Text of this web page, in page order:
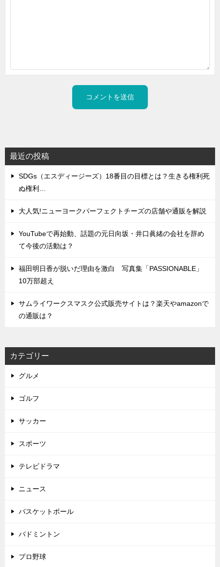
最近の投稿
SDGs（エスディージーズ）18番目の目標とは？生きる権利死
ぬ権利…
大人気!ニューヨークパーフェクトチーズの店舗や通販を解説
YouTubeで再始動、話題の元日向坂・井口眞緒の会社を辞め
て今後の活動は？
福田明日香が脱いだ理由を激白 写真集「PASSIONABLE」
10万部超え
サムライワークスマスク公式販売サイトは？楽天やamazonで
の通販は？
カテゴリー
グルメ
ゴルフ
サッカー
スポーツ
テレビドラマ
ニュース
バスケットボール
バドミントン
プロ野球